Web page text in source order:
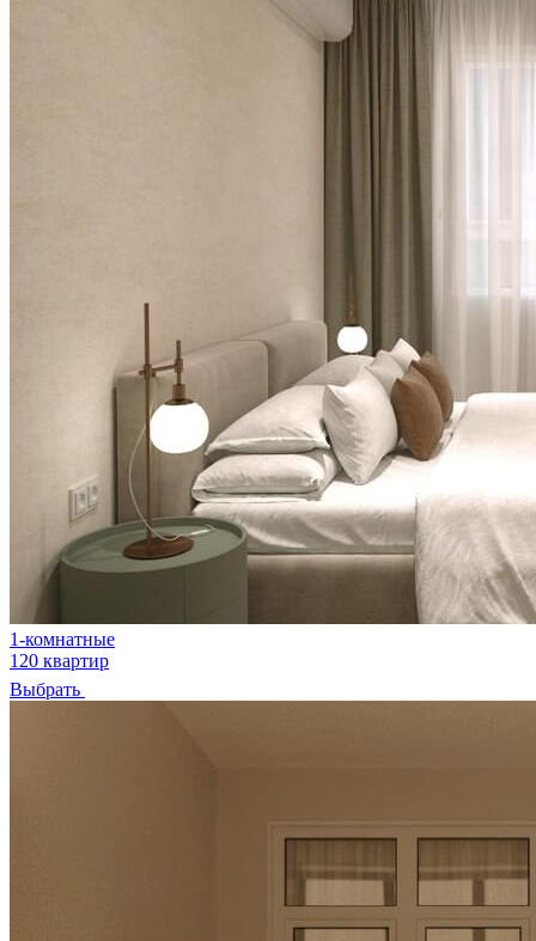
1-комнатные
120 квартир
Выбрать